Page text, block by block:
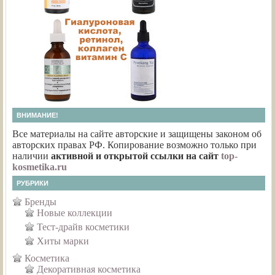
ВНИМАНИЕ!
Все материалы на сайте авторские и защищены законом об
авторских правах РФ. Копирование возможно только при
наличии активной и открытой ссылки на сайт top-
kosmetika.ru
РУБРИКИ
Бренды
Новые коллекции
Тест-драйв косметики
Хиты марки
Косметика
Декоративная косметика